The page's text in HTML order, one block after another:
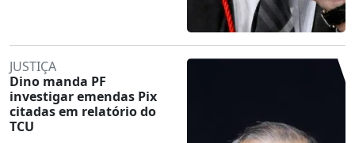
JUSTIÇA
Dino manda PF
investigar emendas Pix
citadas em relatório do
TCU